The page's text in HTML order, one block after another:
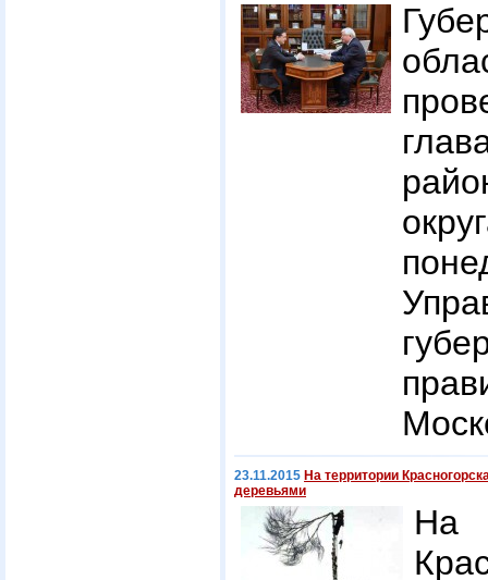
23.11.2015 На территории
деревьями